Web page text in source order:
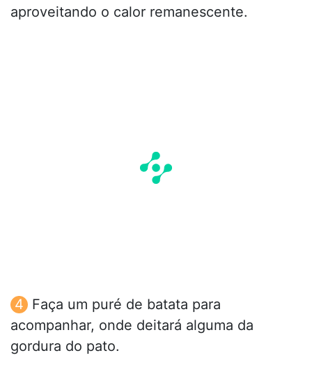
aproveitando o calor remanescente.
Faça um puré de batata para
acompanhar, onde deitará alguma da
gordura do pato.